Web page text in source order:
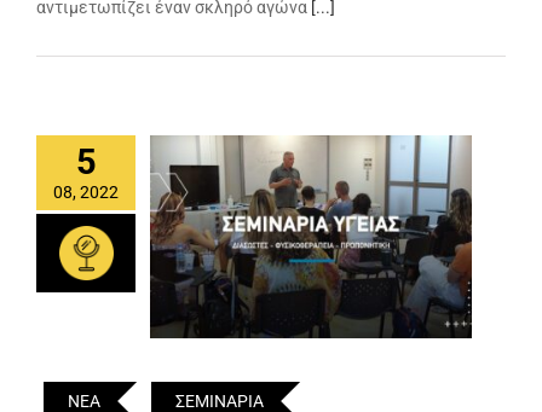
αντιμετωπίζει έναν σκληρό αγώνα [...]
5
08, 2022
ΝΕΑ ΣΕΜΙΝΑΡΙΑ